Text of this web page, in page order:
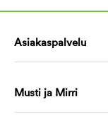
Asiakaspalvelu
Musti ja Mirri